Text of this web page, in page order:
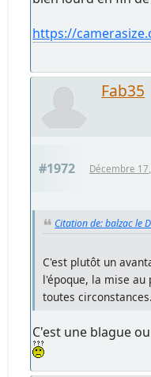
https://
Fab35
#1972 Décembre
Citation de: balzac le
C'est plutôt un
l'époque, la mise
toutes circonstances.
C'est une blague